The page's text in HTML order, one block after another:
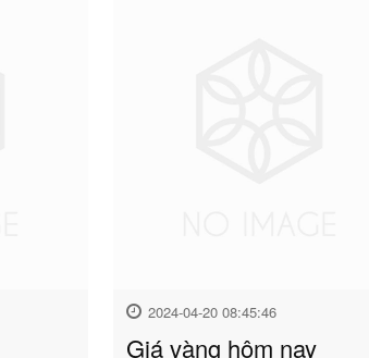
2024-04-20 08:45:46
Giá vàng hôm nay